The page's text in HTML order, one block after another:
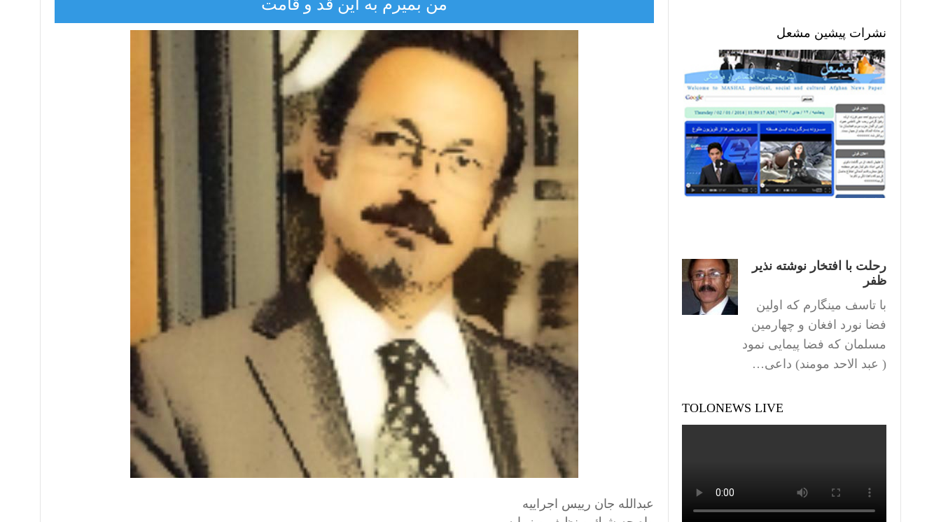
من بميرم به اين قد و قامت
عبدالله جان رييس اجراييه
نشرات پیشین مشعل
رحلت با افتخار نوشته نذیر
ظفر
با تاسف مینگارم که اولین
فضا نورد افغان و چهارمین
مسلمان که فضا پیمایی نمود
( عبد الاحد مومند) داعی…
TOLONEWS LIVE